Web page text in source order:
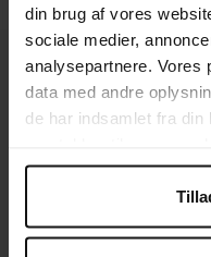
din brug af vores
sociale medier,
analysepartnere. Vores
data med andre
de har indsamlet fra din
anvende vores
KONTAKT
Brug for hjælp